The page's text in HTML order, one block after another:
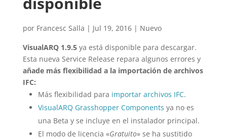
por Francesc Salla | Jul 19, 2016| Nuevo
VisualARQ 1.9.5ya está disponible para descargar.
Esta nueva Service Release repara algunos errores y
añade más flexibilidad a la importación de archivos
IFC:
Más flexibilidad para importar archivos IFC.
VisualARQ Grasshopper Components ya no es
una Beta y se incluye en el instalador principal.
El modo de licencia «Gratuito» se ha sustitido